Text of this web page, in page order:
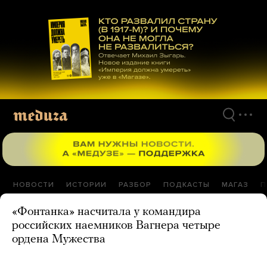
материалам
НОВОСТИ ИСТОРИИ РАЗБОР ПОДКАСТЫ МАГАЗ
«Фонтанка» насчитала у командира
российских наемников Вагнера четыре
ордена Мужества